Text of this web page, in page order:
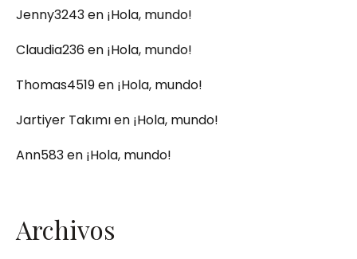
Jenny3243en ¡Hola, mundo!
Claudia236en ¡Hola, mundo!
Thomas4519en ¡Hola, mundo!
Jartiyer Takımıen ¡Hola, mundo!
Ann583en ¡Hola, mundo!
Archivos